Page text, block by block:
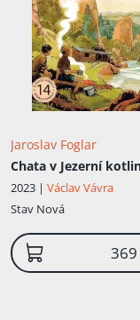
Jaroslav Foglar
Chata v Jezerní
2023 | Václav Vávra
Stav Nová
369